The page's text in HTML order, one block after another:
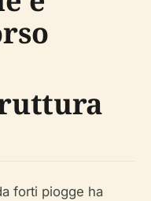
forti piogge ha